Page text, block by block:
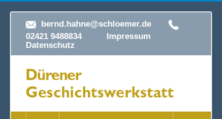
bernd.hahne@schloemer.de
02421 9488834 Impressum
Datenschutz